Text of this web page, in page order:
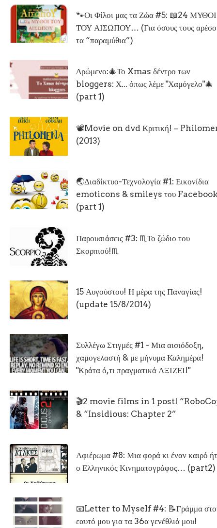
🐾Οι Φίλοι μας τα Ζώα #5: 📖24 ΜΥΘΟΙ
ΤΟΥ ΑΙΣΩΠΟΥ… (Για όσους τους
τα “παραμύθια”)
Δρώμενο:🎄Το Xmas δέντρο των
bloggers: Χ... όπως λέμε "Χαμόγελο"🎄
(part 1)
📽Movie on dvd Κριτική! –
(2013)
🌏Διαδίκτυο-Τεχνολογία #1: Εικονίδια
emoticons & smileys του
(part 1)
Παρουσιάσεις #3: ♏Το ζώδιο του
Σκορπιού!♏
15 Αυγούστου! Η μέρα της Παναγίας!
(update 15/8/2014)
Συλλέγω Στιγμές #1 - Μια αισιόδοξη,
χαμογελαστή & με μήνυμα Καλημέρα!
"Κράτα ό,τι πραγματικά ΑΞΙΖΕΙ!"
🎬2 movie films in 1 post!
& “Insidious: Chapter 2”
Αφιέρωμα #8: Μια φορά κι έναν καιρό
ο Ελληνικός Κινηματογράφος… (part2)
📧Letter to Myself #4: 📝Γράμμα
εαυτό μου για τα 36α γενέθλιά μου!